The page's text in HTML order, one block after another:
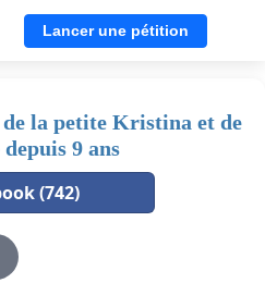
Lancer une pétition
la petite Kristina et de
9 ans
(742)